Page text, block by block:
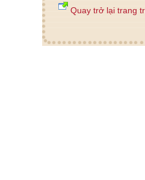
Quay trở lại trang